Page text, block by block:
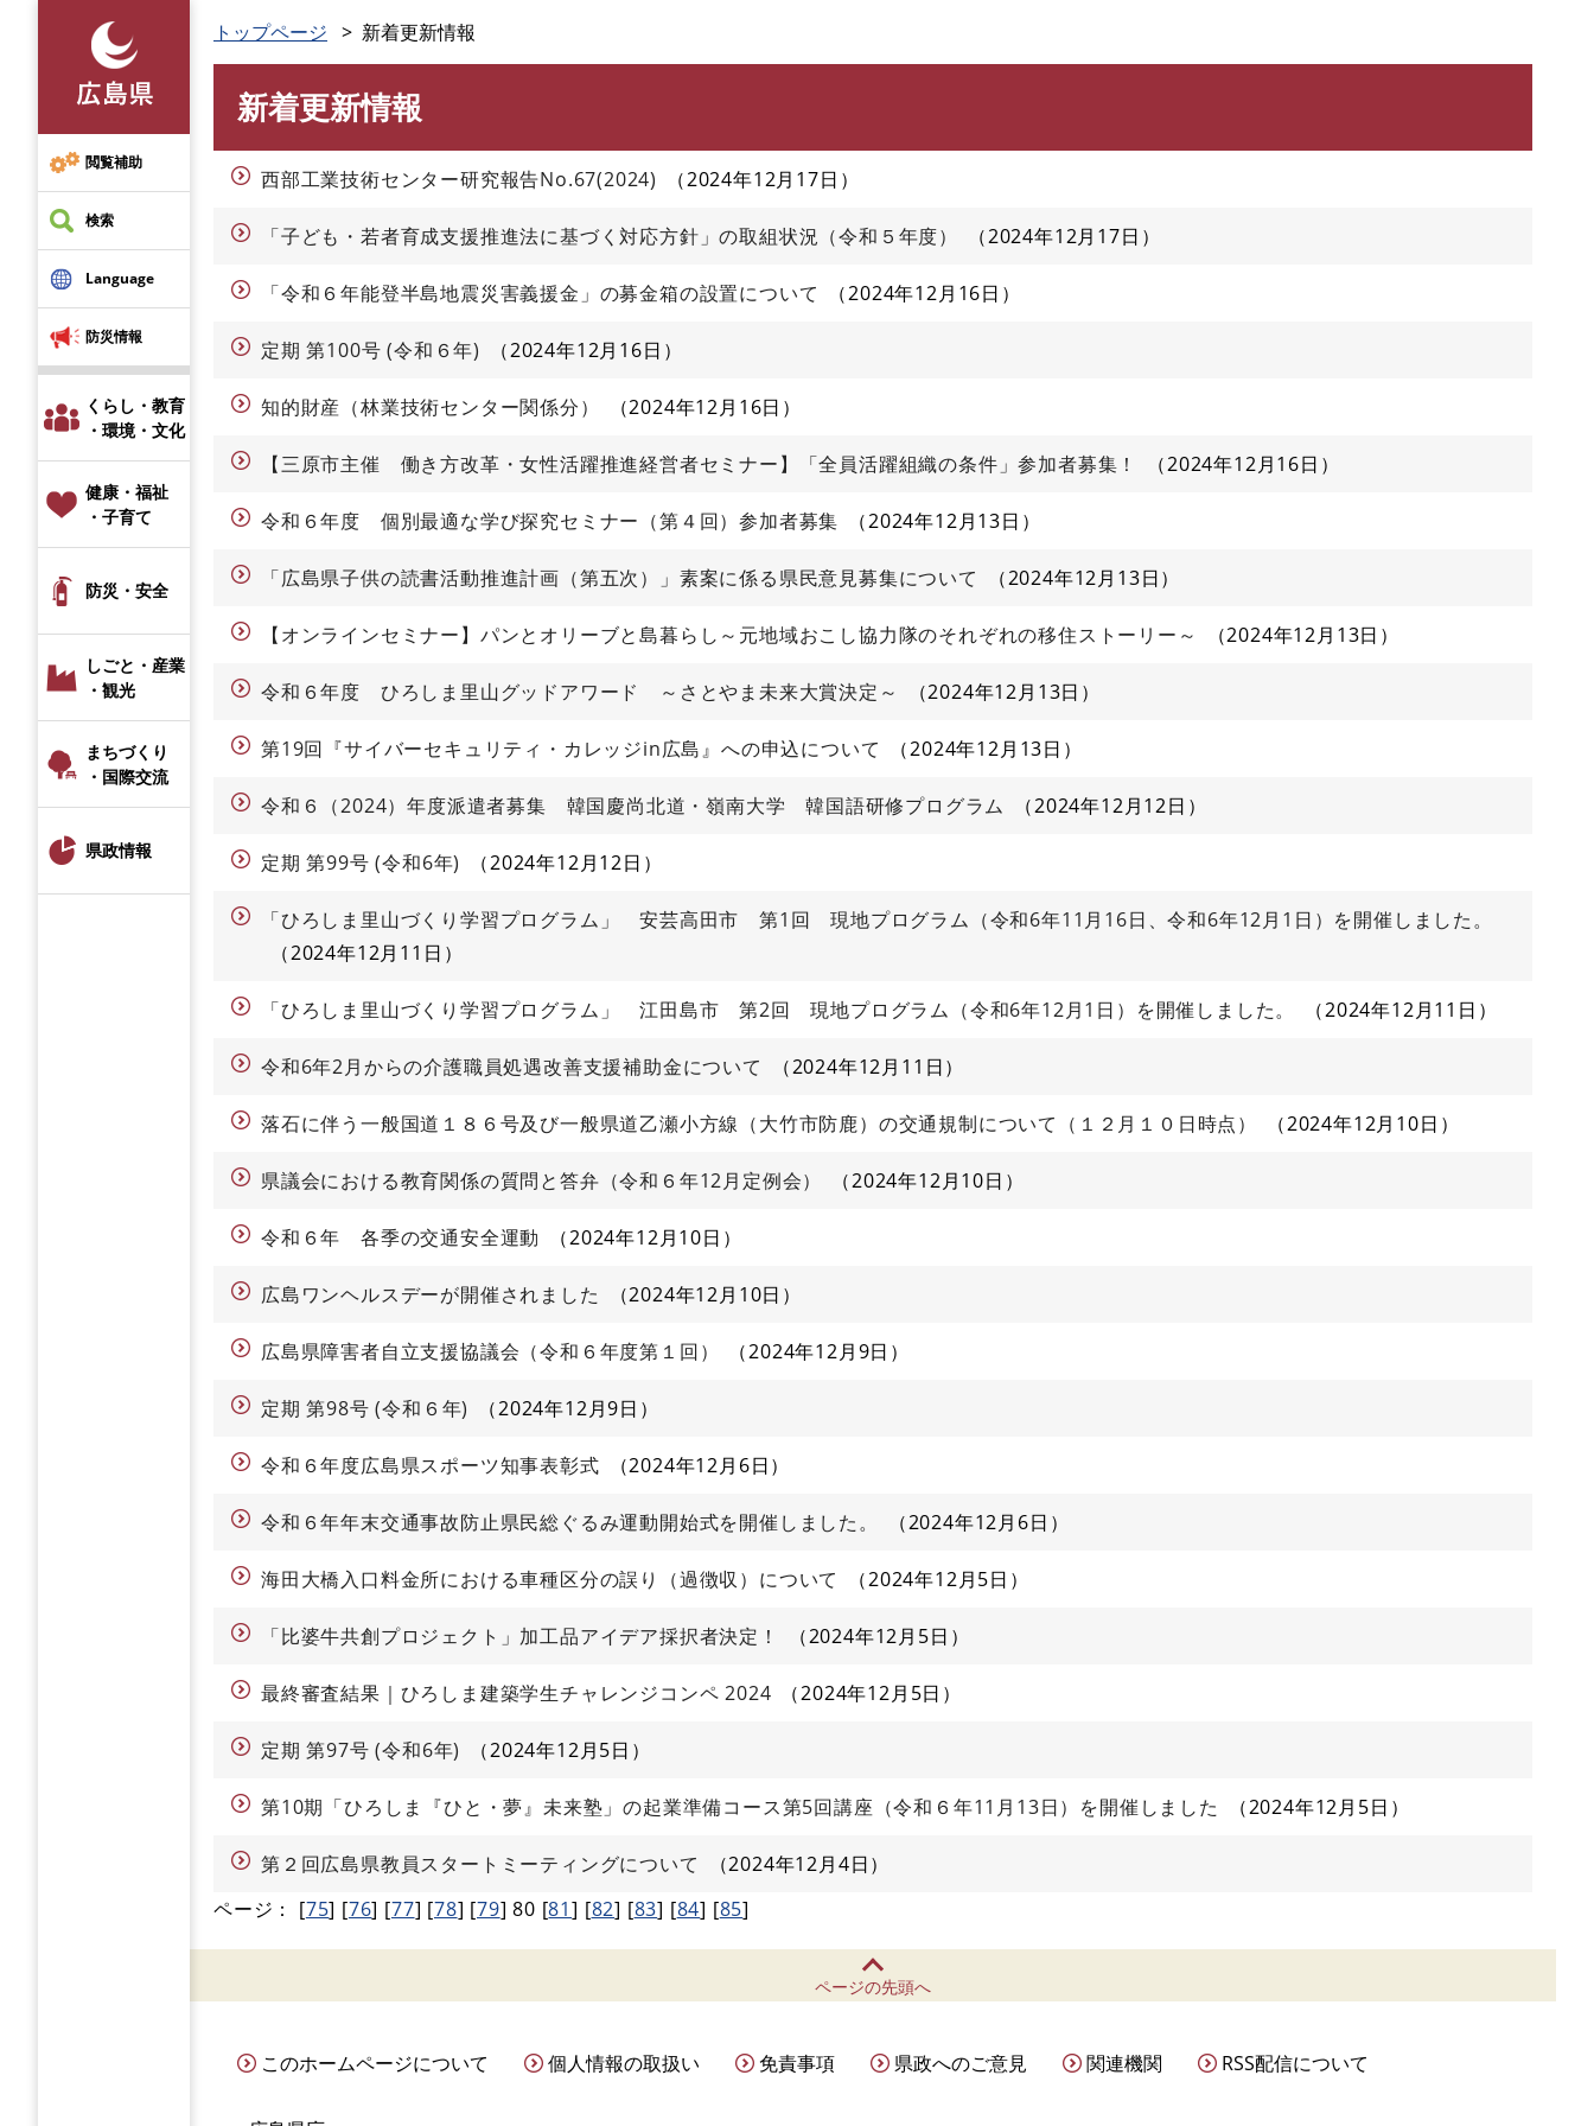
先
頭
で
す
閲覧補助
検索
Language
防災情報
くらし・教育
・環境・文化
健康・福祉
・子育て
防災・安全
しごと・産業
・観光
まちづくり
・国際交流
県政情報
トップページ 新着更新情報
新着更新情報
西部工業技術センター研究報告No.67(2024) 2024年12月17日
「子ども・若者育成支援推進法に基づく対応方針」の取組状況（令和５年度） 2024年12月17日
「令和６年能登半島地震災害義援金」の募金箱の設置について 2024年12月16日
定期 第100号 (令和６年) 2024年12月16日
知的財産（林業技術センター関係分） 2024年12月16日
【三原市主催 働き方改革・女性活躍推進経営者セミナー】「全員活躍組織の条件」参加者募集！ 2024年12月16日
令和６年度 個別最適な学び探究セミナー（第４回）参加者募集 2024年12月13日
「広島県子供の読書活動推進計画（第五次）」素案に係る県民意見募集について 2024年12月13日
【オンラインセミナー】パンとオリーブと島暮らし～元地域おこし協力隊のそれぞれの移住ストーリー～ 2024年12月13日
令和６年度 ひろしま里山グッドアワード ～さとやま未来大賞決定～ 2024年12月13日
第19回『サイバーセキュリティ・カレッジin広島』への申込について 2024年12月13日
令和６（2024）年度派遣者募集 韓国慶尚北道・嶺南大学 韓国語研修プログラム 2024年12月12日
定期 第99号 (令和6年) 2024年12月12日
「ひろしま里山づくり学習プログラム」 安芸高田市 第1回 現地プログラム（令和6年11月16日、令和6年12月1日）を開催しました。
2024年12月11日
「ひろしま里山づくり学習プログラム」 江田島市 第2回 現地プログラム（令和6年12月1日）を開催しました。 2024年12月11日
令和6年2月からの介護職員処遇改善支援補助金について 2024年12月11日
落石に伴う一般国道１８６号及び一般県道乙瀬小方線（大竹市防鹿）の交通規制について（１２月１０日時点） 2024年12月10日
県議会における教育関係の質問と答弁（令和６年12月定例会） 2024年12月10日
令和６年 各季の交通安全運動 2024年12月10日
広島ワンヘルスデーが開催されました 2024年12月10日
広島県障害者自立支援協議会（令和６年度第１回） 2024年12月9日
定期 第98号 (令和６年) 2024年12月9日
令和６年度広島県スポーツ知事表彰式 2024年12月6日
令和６年年末交通事故防止県民総ぐるみ運動開始式を開催しました。 2024年12月6日
海田大橋入口料金所における車種区分の誤り（過徴収）について 2024年12月5日
「比婆牛共創プロジェクト」加工品アイデア採択者決定！ 2024年12月5日
最終審査結果｜ひろしま建築学生チャレンジコンペ 2024 2024年12月5日
定期 第97号 (令和6年) 2024年12月5日
第10期「ひろしま『ひと・夢』未来塾」の起業準備コース第5回講座（令和６年11月13日）を開催しました 2024年12月5日
第２回広島県教員スタートミーティングについて
2024年12月4日
ページ：
[75] [76] [77] [78] [79] 80 [81] [82] [83] [84] [85]
ページの先頭へ
このホームページについて 個人情報の取扱い 免責事項 県政へのご意見 関連機関 RSS配信について